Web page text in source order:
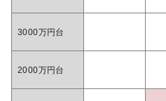
3000万円台
2000万円台